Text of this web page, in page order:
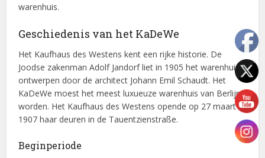
warenhuis.
Geschiedenis van het KaDeWe
Het Kaufhaus des Westens kent een rijke historie. De
Joodse zakenman Adolf Jandorf liet in 1905 het warenhuis
ontwerpen door de architect Johann Emil Schaudt. Het
KaDeWe moest het meest luxueuze warenhuis van Berlijn
worden. Het Kaufhaus des Westens opende op 27 maart
1907 haar deuren in de Tauentzienstraße.
Beginperiode